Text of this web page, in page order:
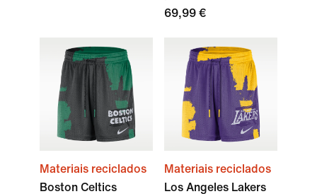
69,99 €
Materiais reciclados
Boston Celtics
Materiais reciclados
Los Angeles Lakers